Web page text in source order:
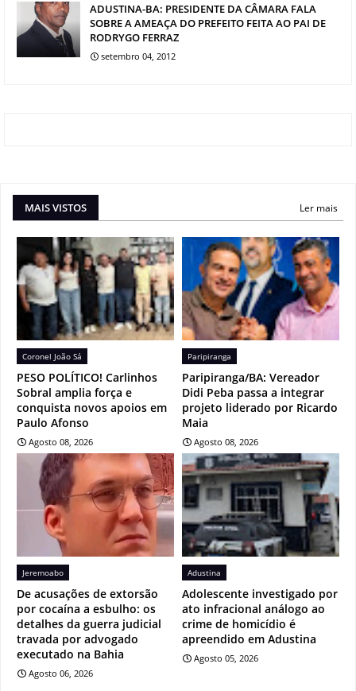
ADUSTINA-BA: PRESIDENTE DA CÂMARA FALA
SOBRE A AMEAÇA DO PREFEITO FEITA AO PAI DE
RODRYGO FERRAZ
setembro 04, 2012
MAIS VISTOS Ler mais
Coronel João Sá
PESO POLÍTICO! Carlinhos
Sobral amplia força e
conquista novos apoios em
Paulo Afonso
Agosto 08, 2026
Paripiranga
Paripiranga/BA: Vereador
Didi Peba passa a integrar
projeto liderado por Ricardo
Maia
Agosto 08, 2026
Jeremoabo
De acusações de extorsão
por cocaína a esbulho: os
detalhes da guerra judicial
travada por advogado
executado na Bahia
Agosto 06, 2026
Adustina
Adolescente investigado por
ato infracional análogo ao
crime de homicídio é
apreendido em Adustina
Agosto 05, 2026